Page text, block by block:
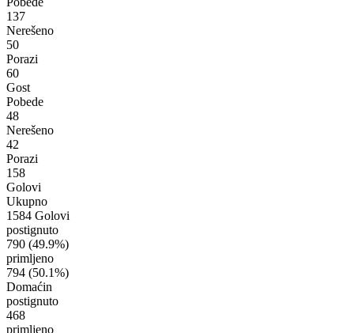
137
Nerešeno
50
Porazi
60
Gost
Pobede
48
Nerešeno
42
Porazi
158
Golovi
Ukupno
1584 Golovi
postignuto
790 (49.9%)
primljeno
794 (50.1%)
Domaćin
postignuto
468
primljeno